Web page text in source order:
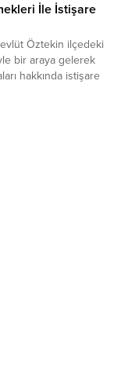
İle İstişare
Öztekin ilçedeki
bir araya gelerek
hakkında istişare
ve İlçe Müftülüğü iş
temsilcilerinin